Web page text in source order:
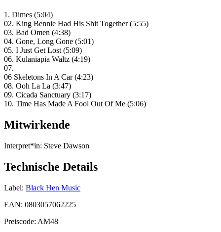
1. Dimes (5:04)
02. King Bennie Had His Shit Together (5:55)
03. Bad Omen (4:38)
04. Gone, Long Gone (5:01)
05. I Just Get Lost (5:09)
06. Kulaniapia Waltz (4:19)
07.
06 Skeletons In A Car (4:23)
08. Ooh La La (3:47)
09. Cicada Sanctuary (3:17)
10. Time Has Made A Fool Out Of Me (5:06)
Mitwirkende
Interpret*in: Steve Dawson
Technische Details
Label: Black Hen Music
EAN: 0803057062225
Preiscode: AM48